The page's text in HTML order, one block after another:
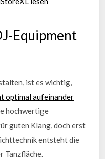
Equipment
ist es wichtig,
optimal aufeinander
hochwertige
guten Klang, doch erst
entsteht die
Tanzfläche.